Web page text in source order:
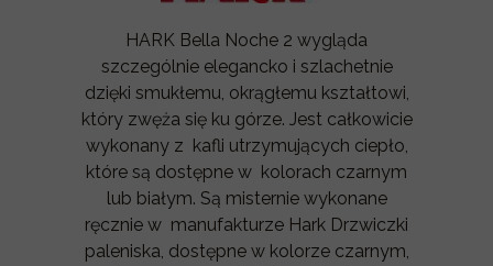
HARK Bella Noche 2 wygląda
szczególnie elegancko i szlachetnie
dzięki smukłemu, okrągłemu kształtowi,
który zwęża się ku górze. Jest całkowicie
wykonany z kafli utrzymujących ciepło,
które są dostępne w kolorach czarnym
lub białym. Są misternie wykonane
ręcznie w manufakturze Hark Drzwiczki
paleniska, dostępne w kolorze czarnym,